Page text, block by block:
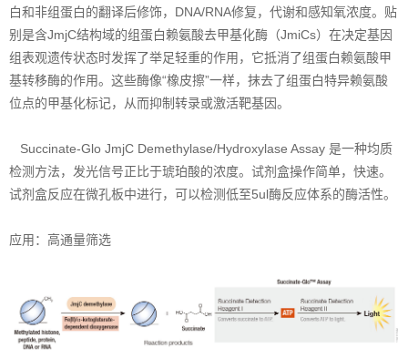
白和非组蛋白的翻译后修饰，DNA/RNA修复，代谢和感知氧浓度。贴
别是含JmjC结构域的组蛋白赖氨酸去甲基化酶（JmiCs）在决定基因
组表观遗传状态时发挥了举足轻重的作用，它抵消了组蛋白赖氨酸甲
基转移酶的作用。这些酶像“橡皮擦”一样，抹去了组蛋白特异赖氨酸
位点的甲基化标记，从而抑制转录或激活靶基因。
Succinate-Glo JmjC Demethylase/Hydroxylase Assay 是一种均质
检测方法，发光信号正比于琥珀酸的浓度。试剂盒操作简单，快速。
试剂盒反应在微孔板中进行，可以检测低至5ul酶反应体系的酶活性。
应用：高通量筛选